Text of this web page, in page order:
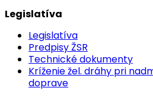
Legislatíva
Legislatíva
Predpisy ŽSR
Technické dokumenty
Kríženie žel. dráhy pri
doprave